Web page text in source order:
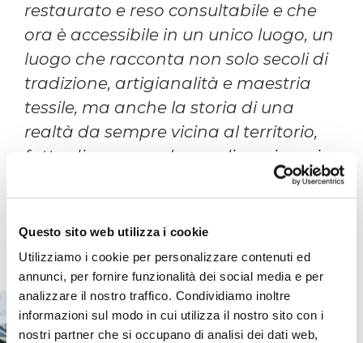
Questo sito web utilizza i cookie
Utilizziamo i cookie per personalizzare contenuti ed
annunci, per fornire funzionalità dei social media e per
analizzare il nostro traffico. Condividiamo inoltre
informazioni sul modo in cui utilizza il nostro sito con i
nostri partner che si occupano di analisi dei dati web,
restaurato e reso consultabile e che
ora è accessibile in un unico luogo, un
luogo che racconta non solo secoli di
tradizione, artigianalità e maestria
tessile, ma anche la storia di una
realtà da sempre vicina al territorio,
fatta di persone che negli anni e nei